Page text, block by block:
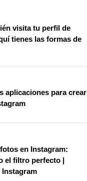
visita tu perfil de
tienes las formas de
aplicaciones para crear
en Instagram:
el filtro perfecto |
Instagram